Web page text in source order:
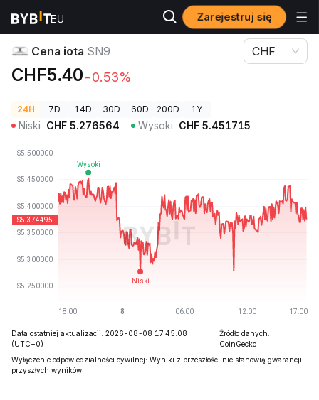
Zarejestruj się
Ceny kryptowalut
Cena iota SN9
CHF5.40-0.53%
CHF
24H 7D 14D 30D 60D 200D 1Y
Niski CHF 5.276564 Wysoki CHF 5.451715
Data ostatniej aktualizacji: 2026-08-08 17:45:08
(UTC+0)
Źródło danych:
CoinGecko
Wyłączenie odpowiedzialności cywilnej: Wyniki z przeszłości nie stanowią gwarancji
przyszłych wyników.